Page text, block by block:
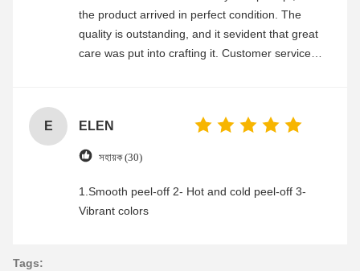
the product arrived in perfect condition. The
quality is outstanding, and it sevident that great
care was put into crafting it. Customer service
E ELEN
সহায়ক (30)
1.Smooth peel-off 2- Hot and cold peel-off 3-
Vibrant colors
Tags: